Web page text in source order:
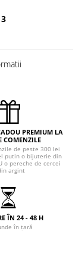
PREMIUM LA
COMENZILE
de peste 300 lei
putin o bijuterie din
o pereche de cercei
argint
ÎN 24 - 48 H
în țară